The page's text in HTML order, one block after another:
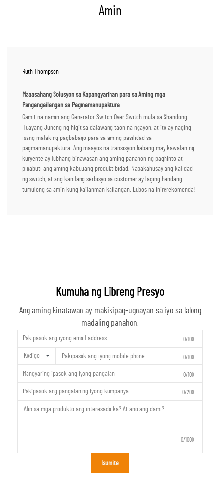
Amin
Ruth Thompson
Maaasahang Solusyon sa Kapangyarihan para sa Aming mga
Pangangailangan sa Pagmamanupaktura
Gamit na namin ang Generator Switch Over Switch mula sa Shandong
Huayang Juneng ng higit sa dalawang taon na ngayon, at ito ay naging
isang malaking pagbabago para sa aming pasilidad sa
pagmamanupaktura. Ang maayos na transisyon habang may kawalan ng
kuryente ay lubhang binawasan ang aming panahon ng paghinto at
pinabuti ang aming kabuuang produktibidad. Napakahusay ang kalidad
ng switch, at ang kanilang serbisyo sa customer ay laging handang
tumulong sa amin kung kailanman kailangan. Lubos na inirerekomenda!
Kumuha ng Libreng Presyo
Ang aming kinatawan ay makikipag-ugnayan sa iyo sa lalong
madaling panahon.
0/100
Kodigo 0/100
0/100
0/200
0/1000
Isumite